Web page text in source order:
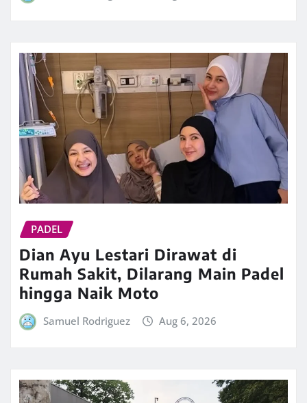
PADEL
Dian Ayu Lestari Dirawat di
Rumah Sakit, Dilarang Main Padel
hingga Naik Moto
Samuel Rodriguez Aug 6, 2026